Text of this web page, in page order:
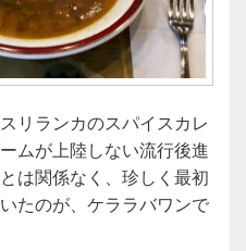
リランカのスパイスカレ
ムが上陸しない流行後進
は関係なく、珍しく最初
たのが、ケララバワンで